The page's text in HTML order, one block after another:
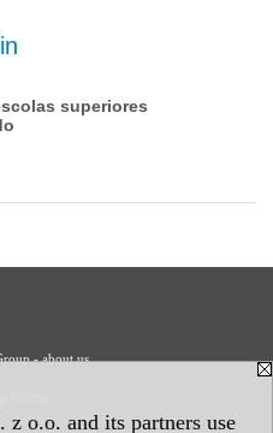
z o.o. and its partners use
superiores
- about us